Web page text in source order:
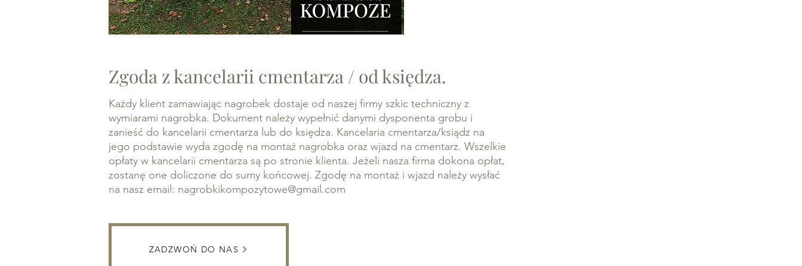
Zgoda z kancelarii cmentarza / od księdza.
Każdy klient zamawiając nagrobek dostaje od naszej firmy szkic techniczny z
wymiarami nagrobka. Dokument należy wypełnić danymi dysponenta grobu i
zanieść do kancelarii cmentarza lub do księdza. Kancelaria cmentarza/ksiądz na
jego podstawie wyda zgodę na montaż nagrobka oraz wjazd na cmentarz. Wszelkie
opłaty w kancelarii cmentarza są po stronie klienta. Jeżeli nasza firma dokona opłat,
zostanę one doliczone do sumy końcowej. Zgodę na montaż i wjazd należy wysłać
na nasz email: nagrobkikompozytowe@gmail.com
ZADZWOŃ DO NAS